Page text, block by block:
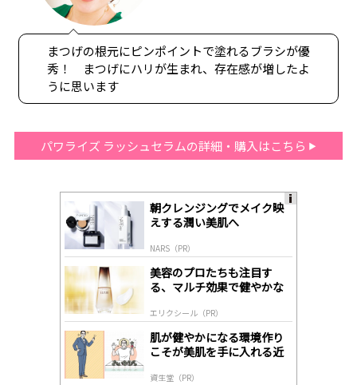
まつげの根元にピンポイントで塗れるブラシが優
秀！ まつげにハリが生まれ、存在感が増したよ
うに思います
パワライズ ラッシュセラムの詳細・購入はこちら
朝クレンジングでメイク映
えする潤い美肌へ
NARS（PR）
美容のプロたちも注目す
る、マルチ効果で健やかな
エリクシール（PR）
肌が健やかになる環境作り
こそが美肌を手に入れる近
資生堂（PR）